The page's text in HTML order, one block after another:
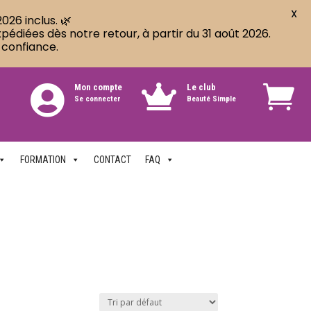
 Mon compte
Se connecter  Le club
Beauté Simple
FORMATION CONTACT FAQ
inclus. 🌿
dès notre retour, à partir du 31 août 2026.
X